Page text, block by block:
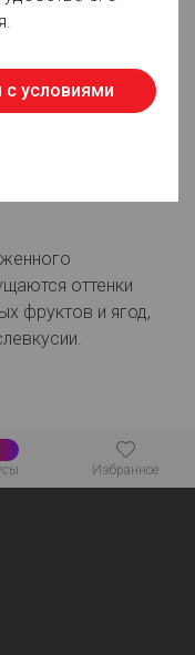
оттенки
фруктов и ягод,
Избранное
с условиями